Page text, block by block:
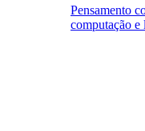
Pensamento
computação e